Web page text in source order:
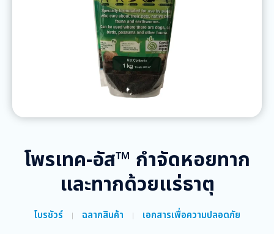
โพรเทค-อัส™ กำจัดหอยทาก
และทากด้วยแร่ธาตุ
โบรชัวร์ ฉลากสินค้า เอกสารเพื่อความปลอดภัย